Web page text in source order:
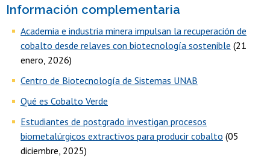
Información complementaria
Academia e industria minera impulsan la recuperación de
cobalto desde relaves con biotecnología sostenible (21
enero, 2026)
Centro de Biotecnología de Sistemas UNAB
Qué es Cobalto Verde
Estudiantes de postgrado investigan procesos
biometalúrgicos extractivos para producir cobalto (05
diciembre, 2025)